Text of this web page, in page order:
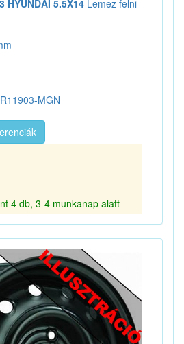
HYUNDAI 5.5X14 Lemez felni
MGN
4 db, 3-4 munkanap alatt